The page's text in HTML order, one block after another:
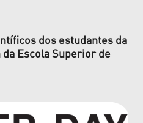
dos estudantes da
Escola Superior de